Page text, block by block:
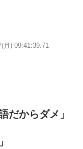
月) 09:41:39.71
だからダメ」